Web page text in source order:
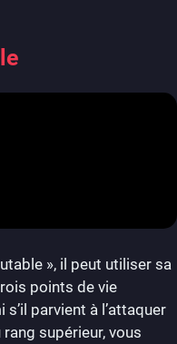
», il peut utiliser sa
points de vie
parvient à l’attaquer
supérieur, vous